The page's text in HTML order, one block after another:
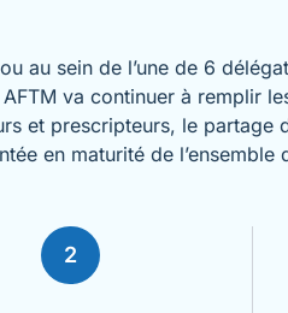
au sein de l’une de 6
va continuer à remplir
et prescripteurs, le partage
en maturité de l’ensemble
2